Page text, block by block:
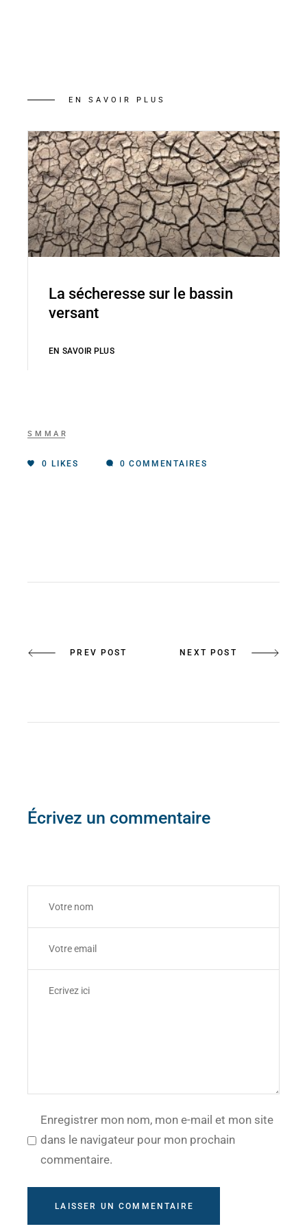
EN SAVOIR PLUS
La sécheresse sur le bassin
versant
EN SAVOIR PLUS
SMMAR
0 LIKES 0 COMMENTAIRES
PREV POST NEXT POST
Écrivez un commentaire
Enregistrer mon nom, mon e-mail et mon site
dans le navigateur pour mon prochain
commentaire.
LAISSER UN COMMENTAIRE